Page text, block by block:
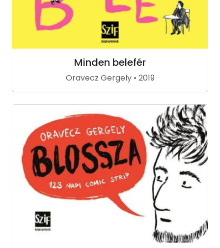
Minden belefér
Oravecz Gergely • 2019